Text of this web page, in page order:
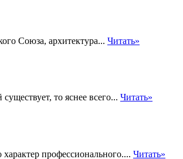
Союза, архитектура... Читать»
то яснее всего... Читать»
профессионального.... Читать»